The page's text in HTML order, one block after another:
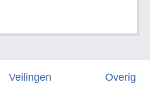
Veilingen Overig